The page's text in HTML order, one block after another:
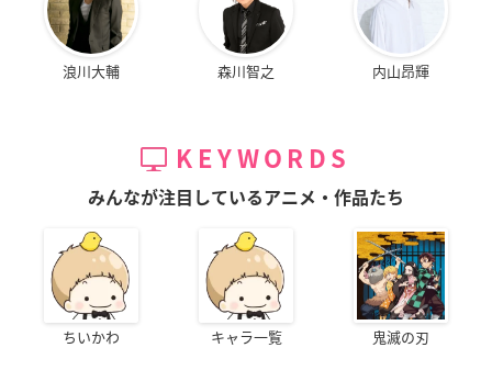
浪川大輔 森川智之 内山昂輝
KEYWORDS
みんなが注目しているアニメ・作品たち
ちいかわ キャラ一覧 鬼滅の刃